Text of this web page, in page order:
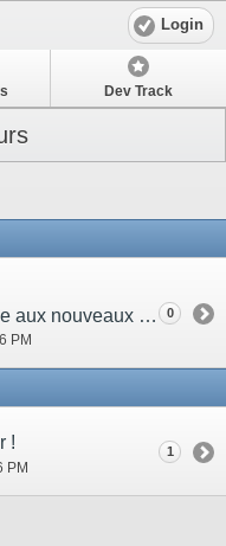
Login
Dev Track
Bienvenue sur le forum : Aide aux nouveaux joueurs !
PM
0
!
PM
1